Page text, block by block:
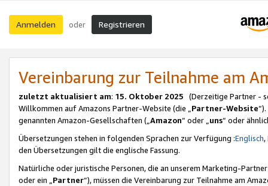
Anmelden oder Registrieren
Vereinbarung zur Teilnahme am
zuletzt aktualisiert am: 15. Oktober 2025 (Derzeitige Partner -
Willkommen auf Amazons Partner-Website (die „Partner-Website
genannten Amazon-Gesellschaften („Amazon“ oder „uns“ oder
Übersetzungen stehen in folgenden Sprachen zur Verfügung :Englisch,
den Übersetzungen gilt die englische Fassung.
Natürliche oder juristische Personen, die an unserem Marketing-
oder ein „Partner“), müssen die Vereinbarung zur Teilnahme am